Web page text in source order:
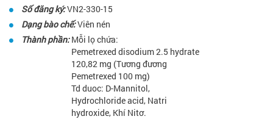
Số đăng ký:VN2-330-15
Dạng bào chế:Viên nén
Thành phần: Mỗi lọ chứa:
Pemetrexed disodium 2.5 hydrate
120,82 mg (Tương đương
Pemetrexed 100 mg)
Td duoc: D-Mannitol,
Hydrochloride acid, Natri
hydroxide, Khí Nitơ.